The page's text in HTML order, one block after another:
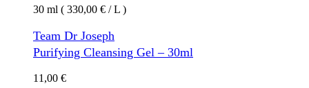
30 ml ( 330,00 € / L )
Team Dr Joseph
Purifying Cleansing Gel – 30ml
11,00 €